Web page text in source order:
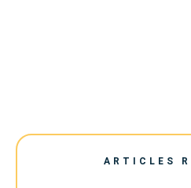
ARTICLES